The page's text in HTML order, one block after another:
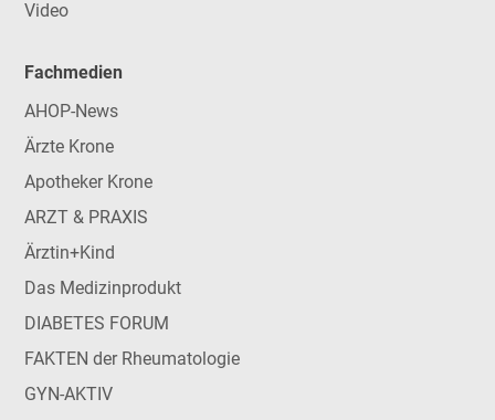
Video
Fachmedien
AHOP-News
Ärzte Krone
Apotheker Krone
ARZT & PRAXIS
Ärztin+Kind
Das Medizinprodukt
DIABETES FORUM
FAKTEN der Rheumatologie
GYN-AKTIV